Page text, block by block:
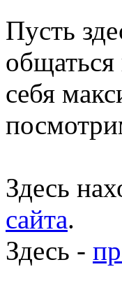
Пусть
общаться
себя
Здесь
сайта.
Здесь -